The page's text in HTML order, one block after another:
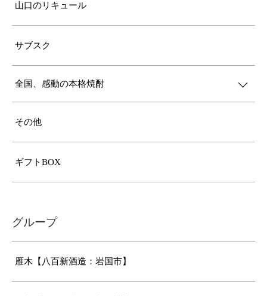
山口のリキュール
サブスク
全国、感動の本格焼酎
その他
ギフトBOX
グループ
雁木【八百新酒造：岩国市】